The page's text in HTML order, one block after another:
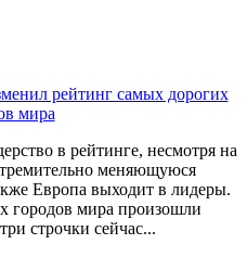
рейтинг самых дорогих
мира
в рейтинге, несмотря на
меняющуюся
Европа выходит в лидеры.
городов мира произошли
строчки сейчас...